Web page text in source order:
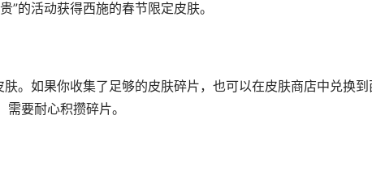
”的活动获得西施的春节限定皮肤。
。如果你收集了足够的皮肤碎片，也可以在皮肤商店中兑换到
要耐心积攒碎片。